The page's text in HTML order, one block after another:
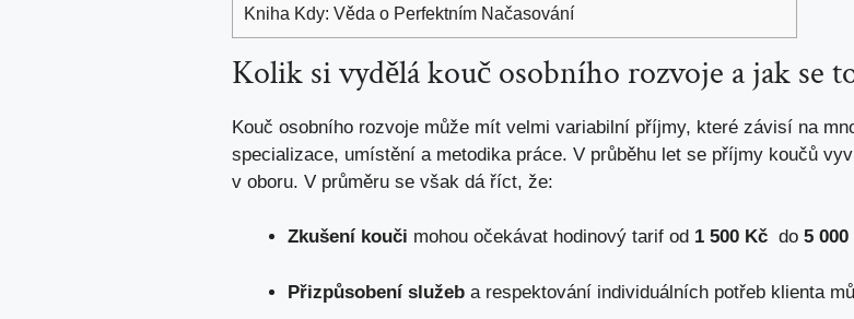
Kniha Kdy: Věda o Perfektním Načasování
Kolik si⁢ vydělá kouč osobního​ rozvoje a ‍jak se
Kouč⁤ osobního ⁢rozvoje může mít velmi variabilní příjmy, které ⁤závisí na
specializace, umístění a metodika ‌práce. ‌V‍ průběhu let se příjmy koučů
v oboru.⁤ V průměru se ‌však ​dá ‍říct,⁤ že:
Zkušení kouči mohou očekávat hodinový tarif od 1 500 Kč ⁣ do⁢ 5 ⁤000
Přizpůsobení ⁤služeb a respektování individuálních potřeb ​klienta